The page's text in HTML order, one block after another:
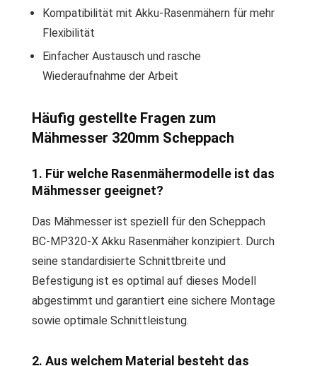
Kompatibilität mit Akku-Rasenmähern für mehr
Flexibilität
Einfacher Austausch und rasche
Wiederaufnahme der Arbeit
Häufig gestellte Fragen zum
Mähmesser 320mm Scheppach
1. Für welche Rasenmähermodelle ist das
Mähmesser geeignet?
Das Mähmesser ist speziell für den Scheppach
BC-MP320-X Akku Rasenmäher konzipiert. Durch
seine standardisierte Schnittbreite und
Befestigung ist es optimal auf dieses Modell
abgestimmt und garantiert eine sichere Montage
sowie optimale Schnittleistung.
2. Aus welchem Material besteht das